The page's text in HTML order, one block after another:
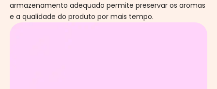
armazenamento adequado permite preservar os aromas
e a qualidade do produto por mais tempo.